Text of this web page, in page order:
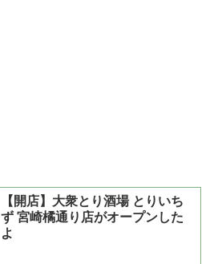
【開店】大衆とり酒場 とりいち
ず 宮崎橘通り店がオープンした
よ